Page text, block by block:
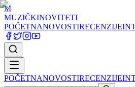
M
MUZIČKINOVITETI
POČETNANOVOSTIRECENZIJE
POČETNANOVOSTIRECENZIJE